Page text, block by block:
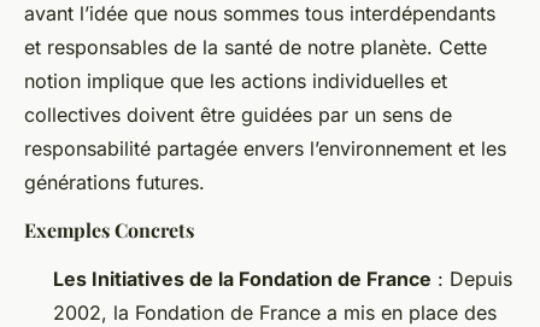
avant l’idée que nous sommes tous interdépendants
et responsables de la santé de notre planète. Cette
notion implique que les actions individuelles et
collectives doivent être guidées par un sens de
responsabilité partagée envers l’environnement et les
générations futures.
Exemples Concrets
Les Initiatives de la Fondation de France : Depuis
2002, la Fondation de France a mis en place des